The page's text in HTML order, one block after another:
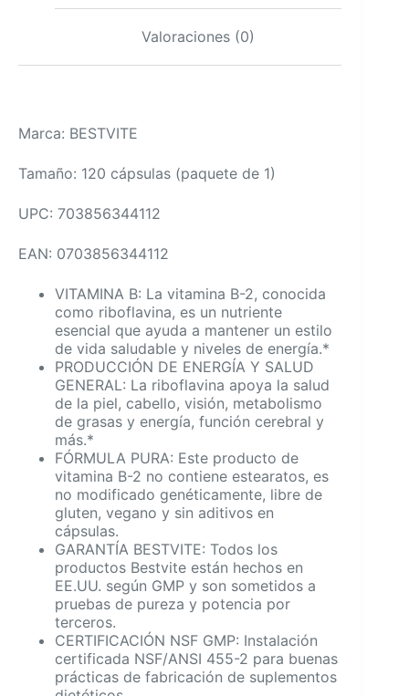
Valoraciones (0)
Marca: BESTVITE
Tamaño: 120 cápsulas (paquete de 1)
UPC: 703856344112
EAN: 0703856344112
VITAMINA B: La vitamina B-2, conocida
como riboflavina, es un nutriente
esencial que ayuda a mantener un estilo
de vida saludable y niveles de energía.*
PRODUCCIÓN DE ENERGÍA Y SALUD
GENERAL: La riboflavina apoya la salud
de la piel, cabello, visión, metabolismo
de grasas y energía, función cerebral y
más.*
FÓRMULA PURA: Este producto de
vitamina B-2 no contiene estearatos, es
no modificado genéticamente, libre de
gluten, vegano y sin aditivos en
cápsulas.
GARANTÍA BESTVITE: Todos los
productos Bestvite están hechos en
EE.UU. según GMP y son sometidos a
pruebas de pureza y potencia por
terceros.
CERTIFICACIÓN NSF GMP: Instalación
certificada NSF/ANSI 455-2 para buenas
prácticas de fabricación de suplementos